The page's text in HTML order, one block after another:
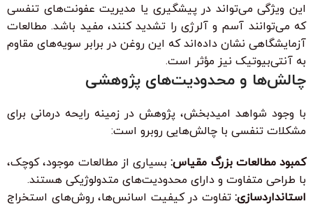
این ویژگی می‌تواند در پیشگیری یا مدیریت عفونت‌های تنفسی
که می‌توانند آسم و آلرژی را تشدید کنند، مفید باشد. مطالعات
آزمایشگاهی نشان داده‌اند که این روغن در برابر سویه‌های مقاوم
به آنتی‌بیوتیک نیز مؤثر است.
چالش‌ها و محدودیت‌های پژوهشی
با وجود شواهد امیدبخش، پژوهش در زمینه رایحه درمانی برای
مشکلات تنفسی با چالش‌هایی روبرو است:
کمبود مطالعات بزرگ مقیاس:بسیاری از مطالعات موجود، کوچک،
با طراحی متفاوت و دارای محدودیت‌های متدولوژیکی هستند.
استانداردسازی: تفاوت در کیفیت اسانس‌ها، روش‌های استخراج